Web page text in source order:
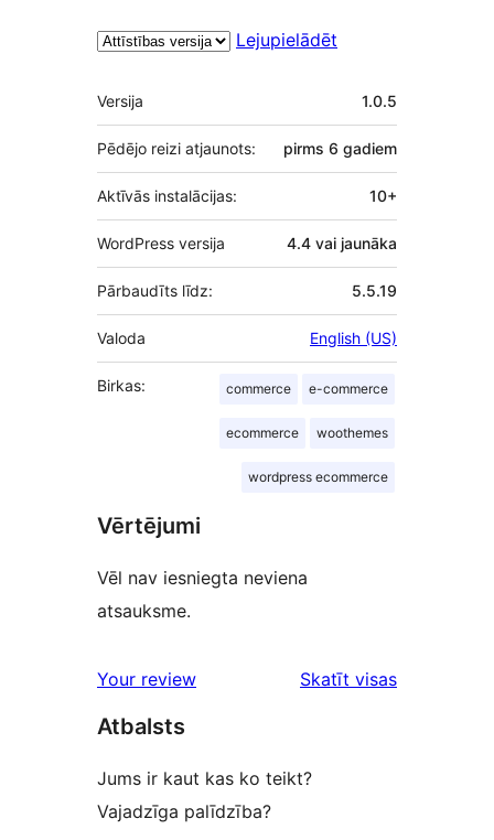
Lejupielādēt
Meta
Versija 1.0.5
Pēdējo reizi atjaunots: pirms 6 gadiem
Aktīvās instalācijas: 10+
WordPress versija 4.4 vai jaunāka
Pārbaudīts līdz: 5.5.19
Valoda English (US)
Birkas: commerce e-commerce
ecommerce woothemes
wordpress ecommerce
Vērtējumi
Vēl nav iesniegta neviena
atsauksme.
Your review Skatīt visasatsauksmes
Atbalsts
Jums ir kaut kas ko teikt?
Vajadzīga palīdzība?